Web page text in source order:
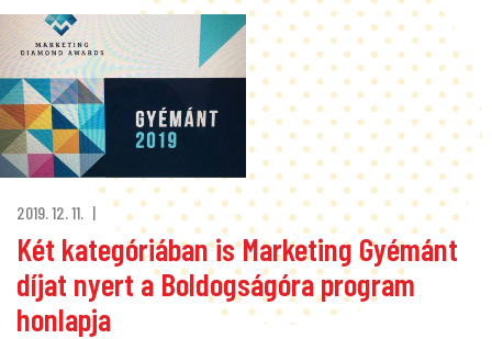
2019. 12. 11.
Két kategóriában is Marketing Gyémánt
díjat nyert a Boldogságóra program
honlapja